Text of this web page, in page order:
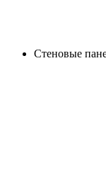
Стеновые